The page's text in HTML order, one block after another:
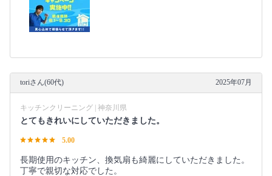
toriさん(60代) 2025年07月
キッチンクリーニング | 神奈川県
とてもきれいにしていただきました。
5.00
長期使用のキッチン、換気扇も綺麗にしていただきました。
丁寧で親切な対応でした。